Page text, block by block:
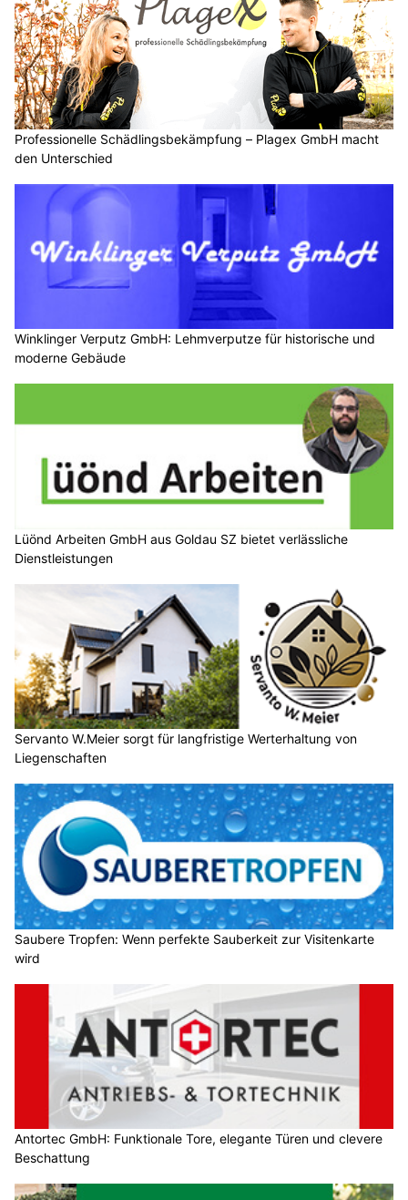
Professionelle Schädlingsbekämpfung – Plagex GmbH macht
den Unterschied
Winklinger Verputz GmbH: Lehmverputze für historische und
moderne Gebäude
Lüönd Arbeiten GmbH aus Goldau SZ bietet verlässliche
Dienstleistungen
Servanto W.Meier sorgt für langfristige Werterhaltung von
Liegenschaften
Saubere Tropfen: Wenn perfekte Sauberkeit zur Visitenkarte
wird
Antortec GmbH: Funktionale Tore, elegante Türen und clevere
Beschattung